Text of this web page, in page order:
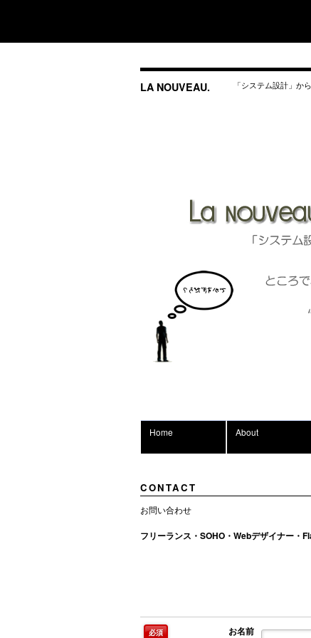
LA NOUVEAU. 「システム設計」か
Home About
CONTACT
お問い合わせ
フリーランス・SOHO・Webデザイナー・
必須 お名前